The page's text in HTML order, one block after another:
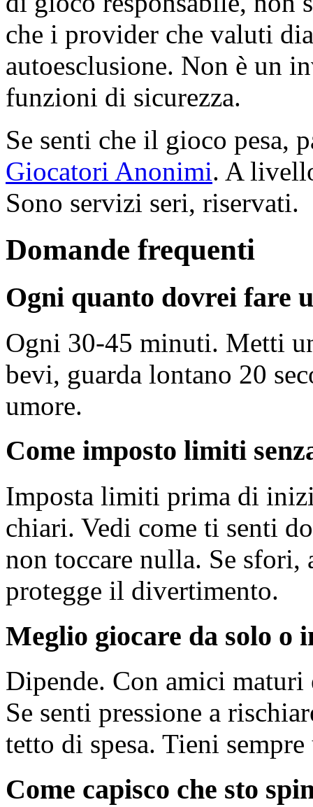
che i provider che valuti
autoesclusione. Non è un
funzioni di sicurezza.
Se senti che il gioco pesa,
Giocatori Anonimi. A
Sono servizi seri, riservati.
Domande frequenti
Ogni quanto dovrei fare
Ogni 30-45 minuti. Metti
bevi, guarda lontano 20
umore.
Come imposto limiti
Imposta limiti prima di
chiari. Vedi come ti senti
non toccare nulla. Se
protegge il divertimento.
Meglio giocare da solo o
Dipende. Con amici
Se senti pressione a
tetto di spesa. Tieni
Come capisco che sto